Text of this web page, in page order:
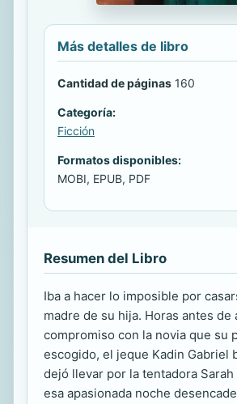
Más detalles de libro
Cantidad de páginas 160
Categoría:
Ficción
Formatos disponibles:
MOBI, EPUB, PDF
Resumen del Libro
Iba a hacer lo imposible por
madre de su hija. Horas antes de
compromiso con la novia que su
escogido, el jeque Kadin Gabriel
dejó llevar por la tentadora Sarah
esa apasionada noche